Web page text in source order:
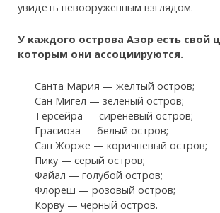
увидеть невооруженным взглядом.
У каждого острова Азор есть свой
которым они ассоциируются.
Санта Мария — желтый остров;
Сан Мигел — зеленый остров;
Терсейра — сиреневый остров;
Грасиоза — белый остров;
Сан Жорже — коричневый остров;
Пику — серый остров;
Файал — голубой остров;
Флореш — розовый остров;
Корву — черный остров.